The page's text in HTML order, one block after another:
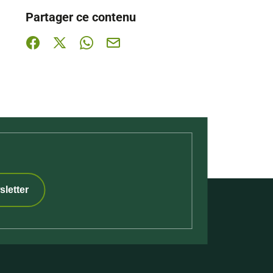
Partager ce contenu
Partager sur Facebook (nouvelle fenêtre)
Partager sur X / Twitter (nouvelle fenêtre)
Partager sur WhatsApp
Partager par mail